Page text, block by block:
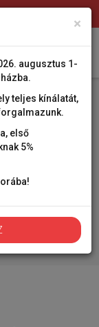
Kosár
és
×
augusztus 1-
teljes kínálatát,
első
5%